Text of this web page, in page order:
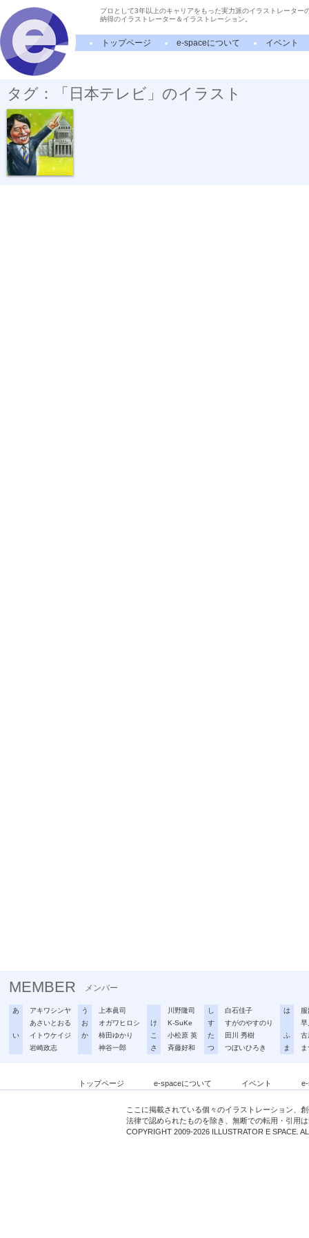
プロとして3年以上のキャリアをもった実力派のイラストレーター
納得のイラストレーター＆イラストレーション。
トップページ e-spaceについて イベント
タグ：「日本テレビ」のイラスト
日テレ「世界...
MEMBER メンバー
あ
アキワシンヤ
あさいとおる
い
イトウケイジ
岩崎政志
う
上本眞司
お
オガワヒロシ
か
柿田ゆかり
神谷一郎
川野隆司
け
K-SuKe
こ
小松原 英
さ
斉藤好和
し
白石佳子
す
すがのやすのり
た
田川 秀樹
つ
つぼいひろき
は
早
ふ
古
ま
トップページ e-spaceについて イベント
ここに掲載されている個々のイラストレーション、
法律で認められたものを除き、無断での転用・引用
COPYRIGHT 2009-2026 ILLUSTRATOR E SPACE.